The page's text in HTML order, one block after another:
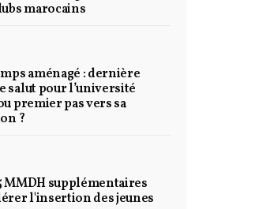
marocains
aménagé : dernière
salut pour l’université
premier pas vers sa
?
MMDH supplémentaires
l'insertion des jeunes